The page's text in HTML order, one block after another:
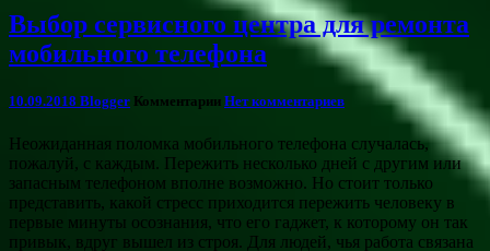
Выбор сервисного центра для ремонта
мобильного телефона
10.09.2018 Blogger Комментарии Нет комментариев
Неожиданная поломка мобильного телефона случалась,
пожалуй, с каждым. Пережить несколько дней с другим или
запасным телефоном вполне возможно. Но стоит только
представить, какой стресс приходится пережить человеку в
первые минуты осознания, что его гаджет, к которому он так
привык, вдруг вышел из строя. Для людей, чья работа связана